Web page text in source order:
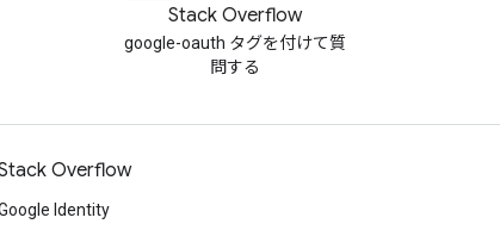
Stack Overflow
google-oauth タグを付けて質
問する
Overflow
Identity